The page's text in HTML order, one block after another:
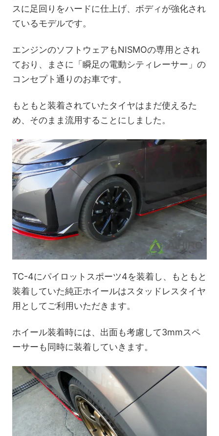
スに足回りをハードに仕上げ、ボディが強化され
ているモデルです。
エンジンのソフトウェアもNISMOの専用とされ
ており、まさに「瞬足の電動シティレーサー」の
コンセプト通りのお車です。
もともと装着されていたタイヤはまだ使えるた
め、そのまま流用することにしました。
TC-4にパイロットスポーツ4を装着し、もともと
装着していた純正ホイールはスタッドレスタイヤ
用としてご利用いただきます。
ホイール装着時には、出面も考慮して3mmスペ
ーサーも同時に装着していきます。